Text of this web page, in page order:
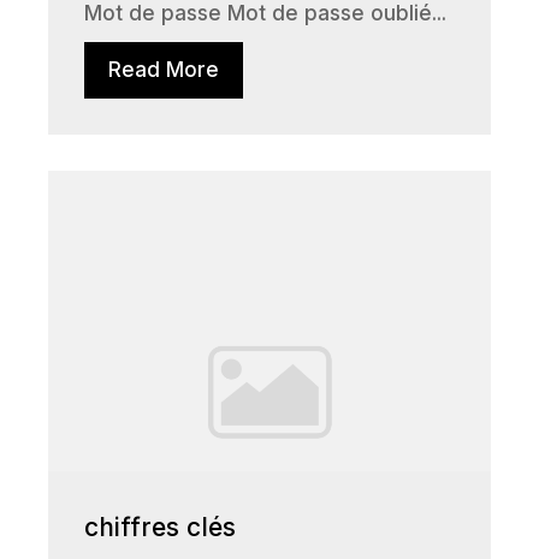
Mot de passe Mot de passe oublié...
Read More
chiffres clés